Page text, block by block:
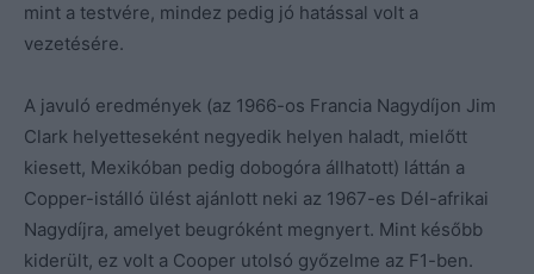
mint a testvére, mindez pedig jó hatással volt a
vezetésére.
A javuló eredmények (az 1966-os Francia Nagydíjon Jim
Clark helyetteseként negyedik helyen haladt, mielőtt
kiesett, Mexikóban pedig dobogóra állhatott) láttán a
Copper-istálló ülést ajánlott neki az 1967-es Dél-afrikai
Nagydíjra, amelyet beugróként megnyert. Mint később
kiderült, ez volt a Cooper utolsó győzelme az F1-ben.